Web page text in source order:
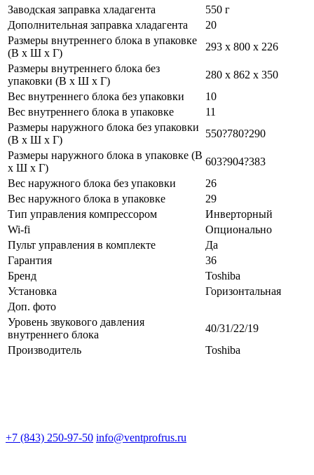
Заводская заправка хладагента
550 г
Дополнительная заправка хладагента
20
Размеры внутреннего блока в упаковке
(В х Ш х Г)
293 x 800 x 226
Размеры внутреннего блока без
упаковки (В х Ш х Г)
280 x 862 x 350
Вес внутреннего блока без упаковки
10
Вес внутреннего блока в упаковке
11
Размеры наружного блока без упаковки
(В х Ш х Г)
550?780?290
Размеры наружного блока в упаковке (В
х Ш х Г)
603?904?383
Вес наружного блока без упаковки
26
Вес наружного блока в упаковке
29
Тип управления компрессором
Инверторный
Wi-fi
Опционально
Пульт управления в комплекте
Да
Гарантия
36
Бренд
Toshiba
Установка
Горизонтальная
Доп. фото
Уровень звукового давления
внутреннего блока
40/31/22/19
Производитель
Toshiba
+7 (843) 250-97-50 info@ventprofrus.ru